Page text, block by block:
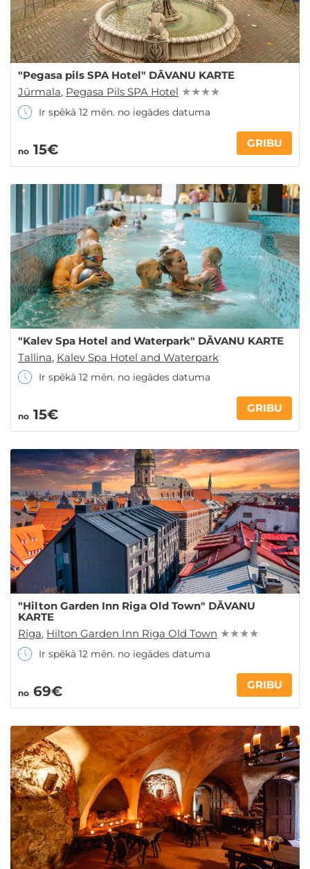
"Pegasa pils SPA Hotel" DĀVANU KARTE
Jūrmala, Pegasa Pils SPA Hotel ★ ★ ★ ★
Ir spēkā 12 mēn. no iegādes datuma
no 15€ GRIBU
"Kalev Spa Hotel and Waterpark" DĀVANU KARTE
Tallina, Kalev Spa Hotel and Waterpark
Ir spēkā 12 mēn. no iegādes datuma
no 15€ GRIBU
"Hilton Garden Inn Riga Old Town" DĀVANU
KARTE
Rīga, Hilton Garden Inn Riga Old Town ★ ★ ★ ★
Ir spēkā 12 mēn. no iegādes datuma
no 69€ GRIBU